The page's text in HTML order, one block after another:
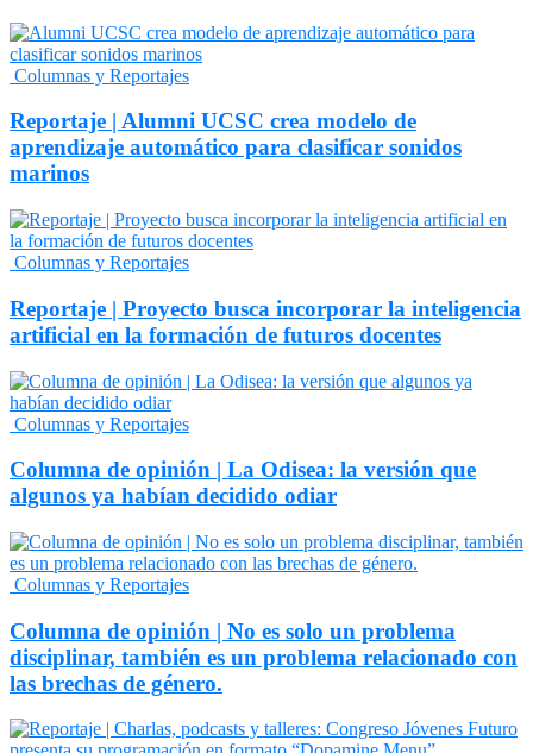
Columnas y Reportajes
Reportaje | Alumni UCSC crea modelo de
aprendizaje automático para clasificar sonidos
marinos
Columnas y Reportajes
Reportaje | Proyecto busca incorporar la inteligencia
artificial en la formación de futuros docentes
Columnas y Reportajes
Columna de opinión | La Odisea: la versión que
algunos ya habían decidido odiar
Columnas y Reportajes
Columna de opinión | No es solo un problema
disciplinar, también es un problema relacionado con
las brechas de género.